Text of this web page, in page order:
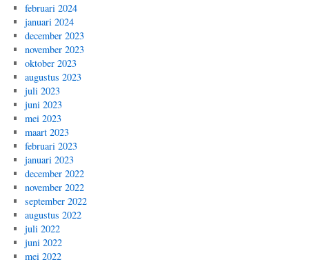
februari 2024
januari 2024
december 2023
november 2023
oktober 2023
augustus 2023
juli 2023
juni 2023
mei 2023
maart 2023
februari 2023
januari 2023
december 2022
november 2022
september 2022
augustus 2022
juli 2022
juni 2022
mei 2022